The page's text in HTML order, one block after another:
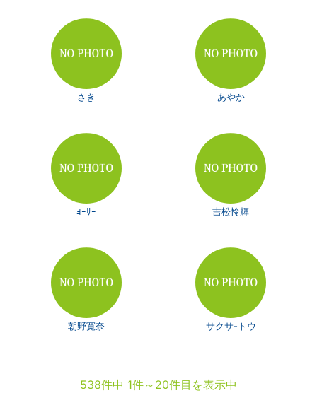
さき あやか
ﾖｰﾘｰ 吉松怜輝
朝野寛奈 サクサ-トウ
538件中 1件～20件目を表示中